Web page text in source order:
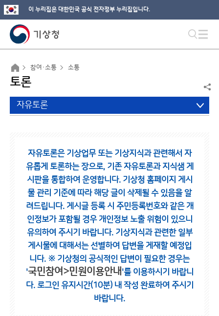
이 누리집은 대한민국 공식 전자정부 누리집입니다.
참여·소통 소통
토론
자유토론
자유토론은 기상업무 또는 기상지식과 관련해서 자
유롭게 토론하는 장으로, 기존 자유토론과 지식샘 게
시판을 통합하여 운영합니다. 기상청 홈페이지 게시
물 관리 기준에 따라 해당 글이 삭제될 수 있음을 알
려드립니다. 게시글 등록 시 주민등록번호와 같은 개
인정보가 포함될 경우 개인정보 노출 위험이 있으니
유의하여 주시기 바랍니다. 기상지식과 관련한 일부
게시물에 대해서는 선별하여 답변을 게재할 예정입
니다. ※ 기상청의 공식적인 답변이 필요한 경우는
'국민참여>민원이용안내 '를 이용하시기 바랍니
다. 로그인 유지시간(10분) 내 작성 완료하여 주시기
바랍니다.